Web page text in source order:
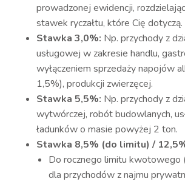
prowadzonej ewidencji,
stawek ryczałtu, które Cię dotyczą.
Stawka 3,0%: Np. przychody z
usługowej w zakresie handlu,
wyłączeniem sprzedaży napojów
1,5%), produkcji zwierzęcej.
Stawka 5,5%: Np. przychody z
wytwórczej, robót budowlanych,
ładunków o masie powyżej 2 ton.
Stawka 8,5% (do limitu) /
Do rocznego limitu kwotowego
dla przychodów z najmu